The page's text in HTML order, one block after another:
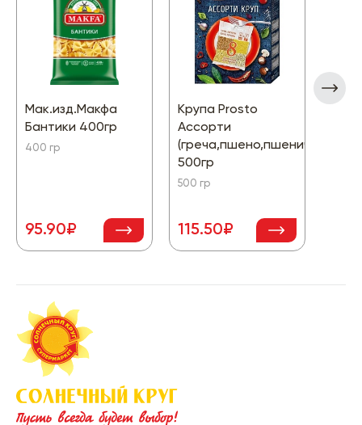
Мак.изд.Макфа
Бантики 400гр
400 гр
95.90₽
Крупа Prosto
Ассорти
500гр
500 гр
115.50₽